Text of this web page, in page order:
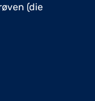
(die